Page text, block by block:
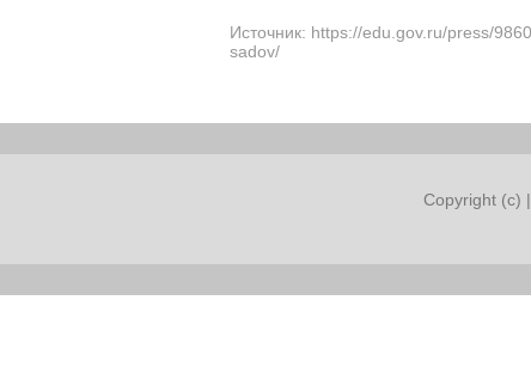
Источник: https://edu.gov.ru/press/
sadov/
Copyright (c) |